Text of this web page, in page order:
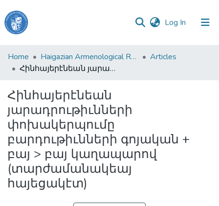
Log In (current)
Haigazian
University
&
Collections
All of DSpace
Home Haigazian Armenological Review
Articles
Հինհայերէնեան յարադրութիւնների փոխակերպումը բարդութիւնների գոյական + բայ > բայ կաղապարով (տարժամանակեայ հայեցակէտ)
Հինհայերէնեան
յարադրութիւնների
փոխակերպումը
բարդութիւնների գոյական +
բայ > բայ կաղապարով
(տարժամանակեայ
հայեցակէտ)